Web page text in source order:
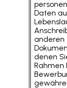
Daten
anderen
denen
Rahmen